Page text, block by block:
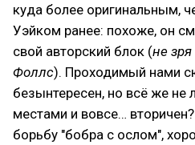
куда более оригинальным,
Уэйком ранее: похоже, он
свой авторский блок (не
Фоллс). Проходимый нами
безынтересен, но всё же не
местами и вовсе…
борьбу "бобра с ослом",